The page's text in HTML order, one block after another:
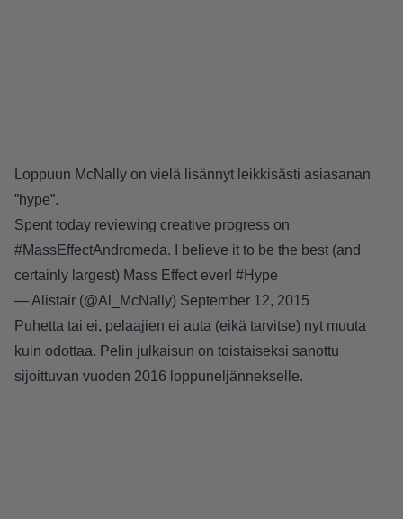
Loppuun McNally on vielä lisännyt leikkisästi asiasanan
”hype”.
Spent today reviewing creative progress on
#MassEffectAndromeda. I believe it to be the best (and
certainly largest) Mass Effect ever! #Hype
— Alistair (@Al_McNally) September 12, 2015
Puhetta tai ei, pelaajien ei auta (eikä tarvitse) nyt muuta
kuin odottaa. Pelin julkaisun on toistaiseksi sanottu
sijoittuvan vuoden 2016 loppuneljännekselle.